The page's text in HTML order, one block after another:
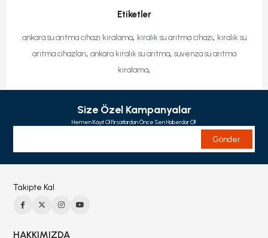
Etiketler
ankara su arıtma cihazı kiralama, kiralık su arıtma cihazı, kiralık su
arıtma cihazları, ankara kiralık su arıtma, suvenza su arıtma
kiralama,
Size Özel Kampanyalar
Hemen Kayıt Ol Fırsatlardan Önce Sen Haberdar Ol!
Gönder
Takipte Kal
HAKKIMIZDA